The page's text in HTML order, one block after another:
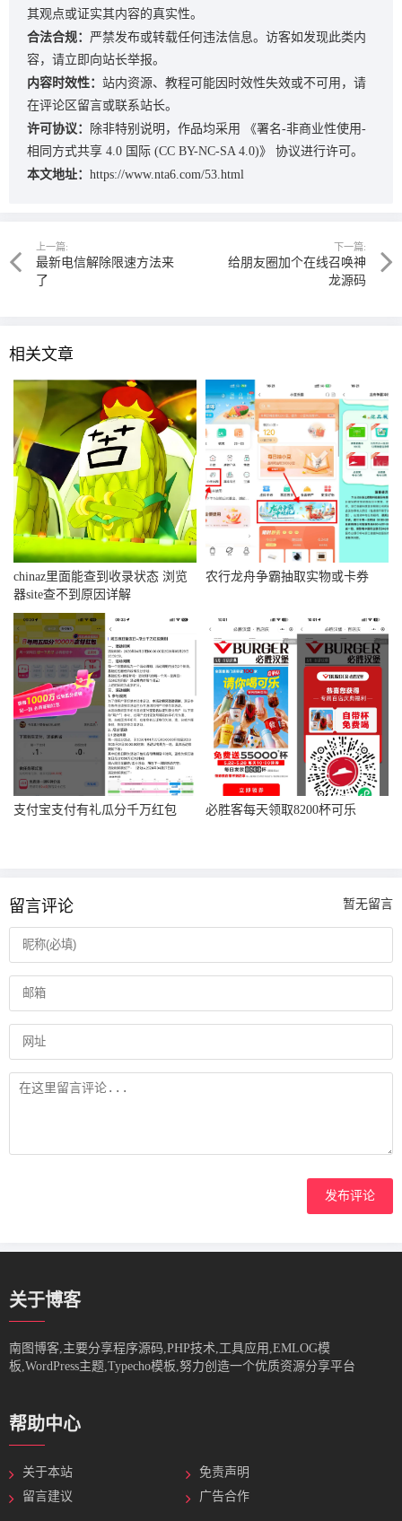
其观点或证实其内容的真实性。
合法合规： 严禁发布或转载任何违法信息。访客如发现此类内
容，请立即向站长举报。
内容时效性： 站内资源、教程可能因时效性失效或不可用，请
在评论区留言或联系站长。
许可协议：
除非特别说明，作品均采用
《署名-非商业性使用-
相同方式共享 4.0 国际 (CC BY-NC-SA 4.0)》
协议进行许可。
本文地址： https://www.nta6.com/53.html
上一篇:
最新电信解除限速方法来
了
下一篇:
给朋友圈加个在线召唤神
龙源码
相关文章
chinaz里面能查到收录状态 浏览
器site查不到原因详解
农行龙舟争霸抽取实物或卡券
支付宝支付有礼瓜分千万红包 必胜客每天领取8200杯可乐
留言评论 暂无留言
发布评论
关于博客
南图博客,主要分享程序源码,PHP技术,工具应用,EMLOG模
板,WordPress主题,Typecho模板,努力创造一个优质资源分享平台
帮助中心
关于本站
免责声明
留言建议
广告合作